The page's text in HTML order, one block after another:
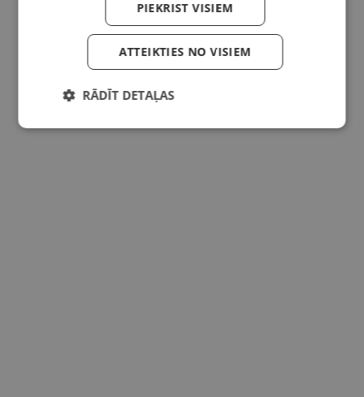
PIEKRIST VISIEM
ATTEIKTIES NO VISIEM
RĀDĪT DETAĻAS